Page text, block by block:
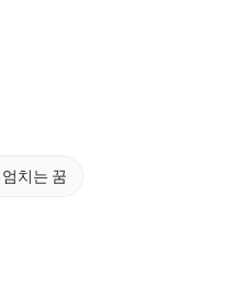
치는 꿈